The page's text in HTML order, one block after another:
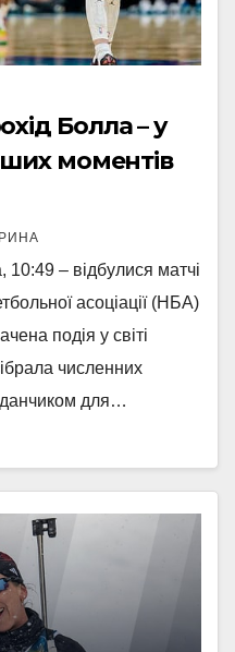
Болла – у
моментів
10:49 – відбулися матчі
асоціації (НБА)
подія у світі
численних
для…